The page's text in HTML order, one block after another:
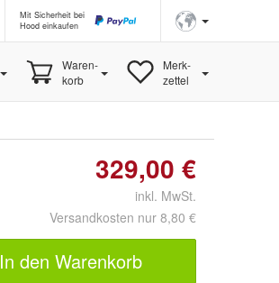
Mit Sicherheit bei
Hood einkaufen
Waren-
korb
Merk-
zettel
329,00 €
inkl. MwSt.
Versandkosten nur 8,80 €
In den Warenkorb